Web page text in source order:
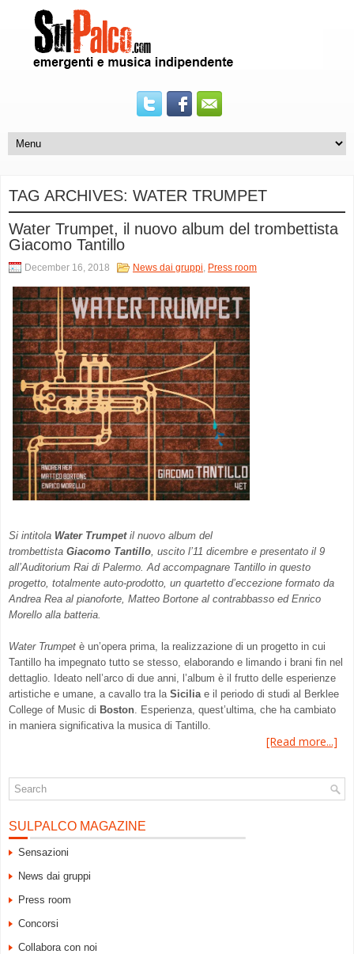
TAG ARCHIVES: WATER TRUMPET
Water Trumpet, il nuovo album del trombettista
Giacomo Tantillo
December 16, 2018 News dai gruppi, Press room
Si intitola Water Trumpetil nuovo album del
trombettista Giacomo Tantillo , uscito l’11 dicembre e presentato il 9
all’Auditorium Rai di Palermo. Ad accompagnare Tantillo in questo
progetto, totalmente auto-prodotto, un quartetto d’eccezione formato da
Andrea Rea al pianoforte, Matteo Bortone al contrabbasso ed Enrico
Morello alla batteria.
Water Trumpet è un’opera prima, la realizzazione di un progetto in cui
Tantillo ha impegnato tutto se stesso, elaborando e limando i brani fin nel
dettaglio. Ideato nell’arco di due anni, l’album è il frutto delle esperienze
artistiche e umane, a cavallo tra la Sicilia e il periodo di studi al Berklee
College of Music di Boston . Esperienza, quest’ultima, che ha cambiato
in maniera significativa la musica di Tantillo.
[Read more...]
SULPALCO MAGAZINE
Sensazioni
News dai gruppi
Press room
Concorsi
Collabora con noi